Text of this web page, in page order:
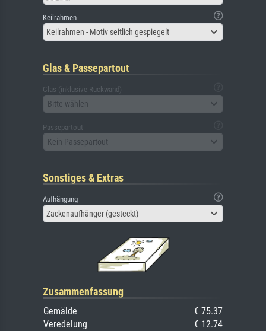
Keilrahmen
Keilrahmen - Motiv seitlich gespiegelt
Glas & Passepartout
Glas (inklusive Rückwand)
Bitte wählen
Passepartout
Kein Passepartout
Sonstiges & Extras
Aufhängung
Zackenaufhänger (gesteckt)
Zusammenfassung
Gemälde
€ 75.37
Veredelung
€ 12.74